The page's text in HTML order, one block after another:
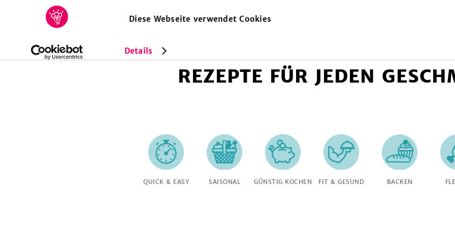
Diese Webseite verwendet Cookies
Details
REZEPTE SAMMLUNGEN MAGAZIN
REZEPTE FÜR JEDEN
QUICK & EASY SAISONAL GÜNSTIG KOCHEN FIT & GESUND BACKEN